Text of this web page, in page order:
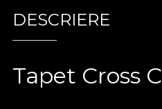
DESCRIERE
Tapet Cross